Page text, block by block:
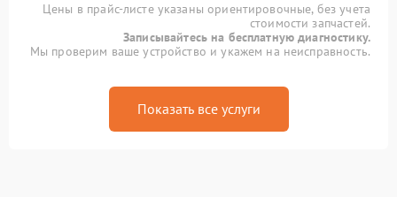
Цены в прайс-листе указаны ориентировочные, без учета
стоимости запчастей.
Записывайтесь на бесплатную диагностику.
Мы проверим ваше устройство и укажем на неисправность.
Показать все услуги